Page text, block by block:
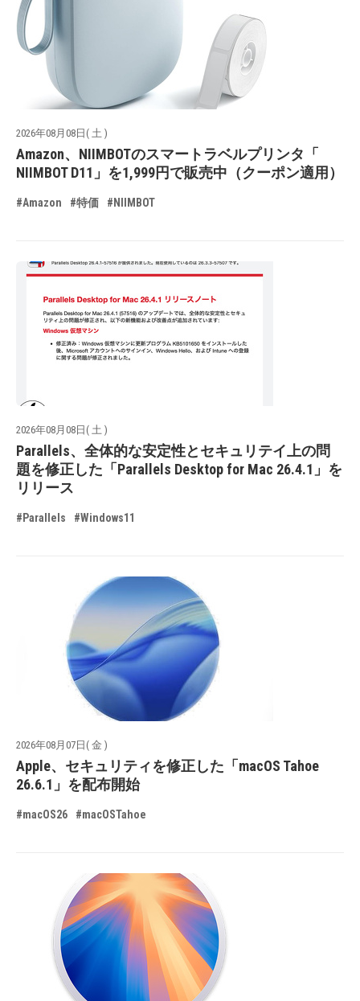
2026年08月08日( 土 )
Amazon、NIIMBOTのスマートラベルプリンタ「
NIIMBOT D11」を1,999円で販売中（クーポン適用）
#Amazon #特価 #NIIMBOT
2026年08月08日( 土 )
Parallels、全体的な安定性とセキュリテイ上の問
題を修正した「Parallels Desktop for Mac 26.4.1」を
リリース
#Parallels #Windows11
2026年08月07日( 金 )
Apple、セキュリティを修正した「macOS Tahoe
26.6.1」を配布開始
#macOS26 #macOSTahoe